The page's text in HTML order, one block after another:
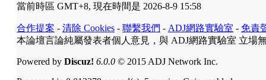
當前時區 GMT+8, 現在時間是 2026-8-9 15:58
合作提案 - 清除 Cookies - 聯繫我們 - ADJ網路實驗室 - 免責
本論壇言論純屬發表者個人意見，與 ADJ網路實驗室 立場
Powered by Discuz! 6.0.0 © 2015 ADJ Network Inc.